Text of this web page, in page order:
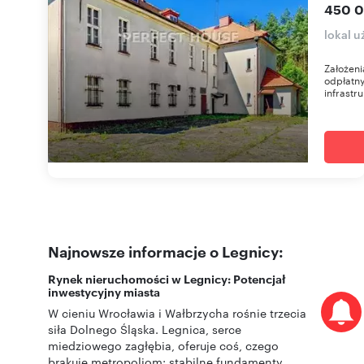
450
lokal
Najnowsze informacje o Legnicy:
Rynek nieruchomości w Legnicy: Potencjał
inwestycyjny miasta
W cieniu Wrocławia i Wałbrzycha rośnie trzecia
siła Dolnego Śląska. Legnica, serce
miedziowego zagłębia, oferuje coś, czego